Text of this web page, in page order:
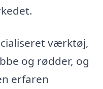
værktøj,
og rødder, og
erfaren